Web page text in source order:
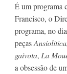
É um programa
Francisco, o
programa, no
peças
gaivota, La
a obsessão de